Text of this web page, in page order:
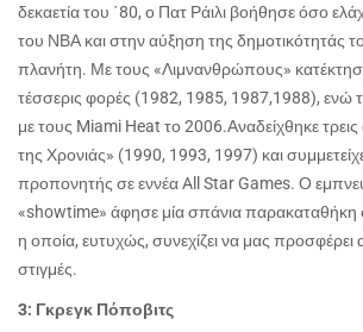
δεκαετία του ΄80, ο Πατ Ράιλι βοήθησε όσο
του ΝΒΑ και στην αύξηση της δημοτικότητάς
πλανήτη. Με τους «Λιμνανθρώπους»
τέσσερις φορές (1982, 1985, 1987,1988), ενώ
με τους Miami Heat το 2006.Αναδείχθηκε
της Χρονιάς» (1990, 1993, 1997) και
προπονητής σε εννέαAll Star Games. Ο
«showtime» άφησε μία σπάνια παρακαταθήκη
η οποία, ευτυχώς, συνεχίζει να μας
στιγμές.
3: Γκρεγκ Πόποβιτς